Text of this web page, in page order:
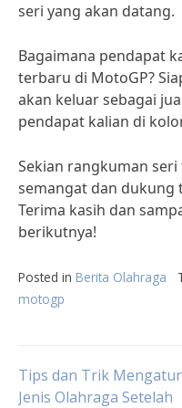
seri yang akan datang.
Bagaimana pendapat
terbaru di MotoGP?
akan keluar sebagai
pendapat kalian di
Sekian rangkuman
semangat dan dukung
Terima kasih dan
berikutnya!
Posted in Berita Olahraga
motogp
Post
Tips dan Trik Mengatur
Jenis Olahraga Setelah